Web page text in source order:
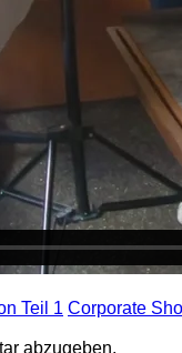
Teil 1 Corporate
abzugeben.